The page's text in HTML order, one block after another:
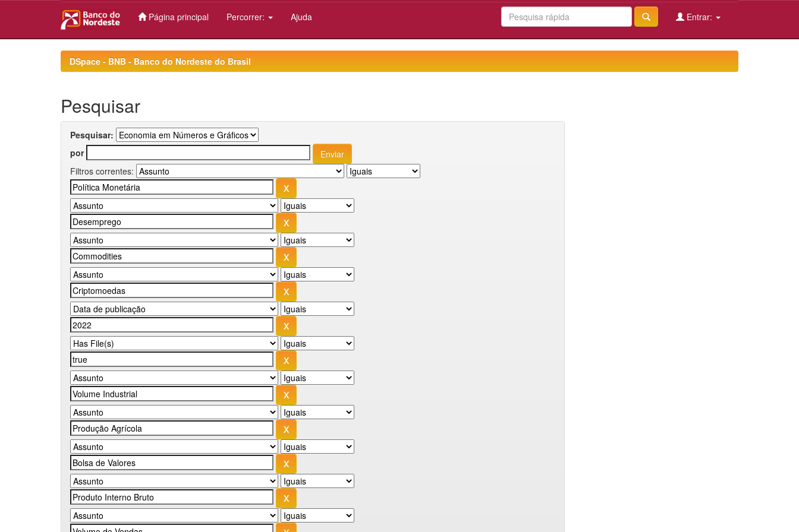
Página principal Percorrer: Ajuda Entrar:
DSpace - BNB - Banco do Nordeste do Brasil
Pesquisar
Pesquisar:
por
Filtros correntes: